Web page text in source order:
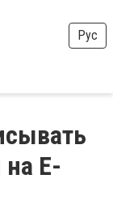
Рус
E-